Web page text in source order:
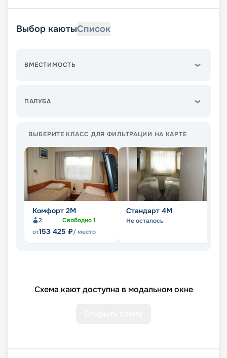
Выбор каютыСписок
ВМЕСТИМОСТЬ
ПАЛУБА
ВЫБЕРИТЕ КЛАСС ДЛЯ ФИЛЬТРАЦИИ НА КАРТЕ
Комфорт 2M
2 Свободно1
от153 425 ₽/ место
Стандарт 4M
Не осталось
Схема кают доступна в модальном окне